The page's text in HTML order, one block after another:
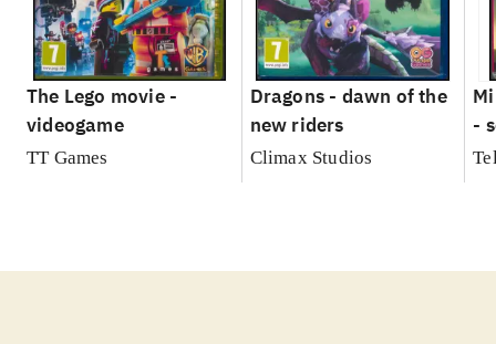
The Lego movie -
videogame
TT Games
Dragons - dawn of the
new riders
Climax Studios
-